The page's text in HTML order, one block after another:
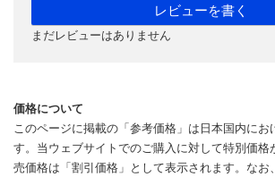
レビューを書く
まだレビューはありません
価格について
このページに掲載の「参考価格」は日本国内にお
す。当ウェブサイトでのご購入に対して特別価格
売価格は「割引価格」として表示されます。なお